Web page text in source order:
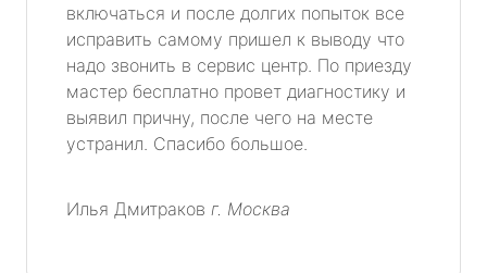
включаться и после долгих попыток все
исправить самому пришел к выводу что
надо звонить в сервис центр. По приезду
мастер бесплатно провет диагностику и
выявил причну, после чего на месте
устранил. Спасибо большое.
Илья Дмитраков г. Москва